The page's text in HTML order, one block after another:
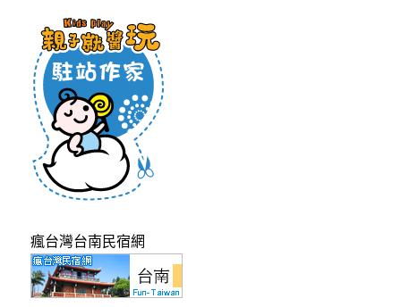
瘋台灣台南民宿網